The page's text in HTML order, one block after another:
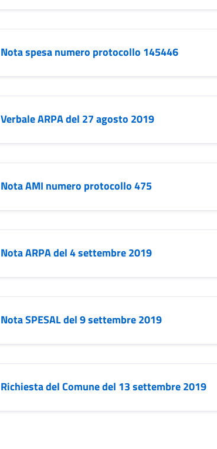
Nota spesa numero protocollo 145446
Verbale ARPA del 27 agosto 2019
Nota AMI numero protocollo 475
Nota ARPA del 4 settembre 2019
Nota SPESAL del 9 settembre 2019
Richiesta del Comune del 13 settembre 2019